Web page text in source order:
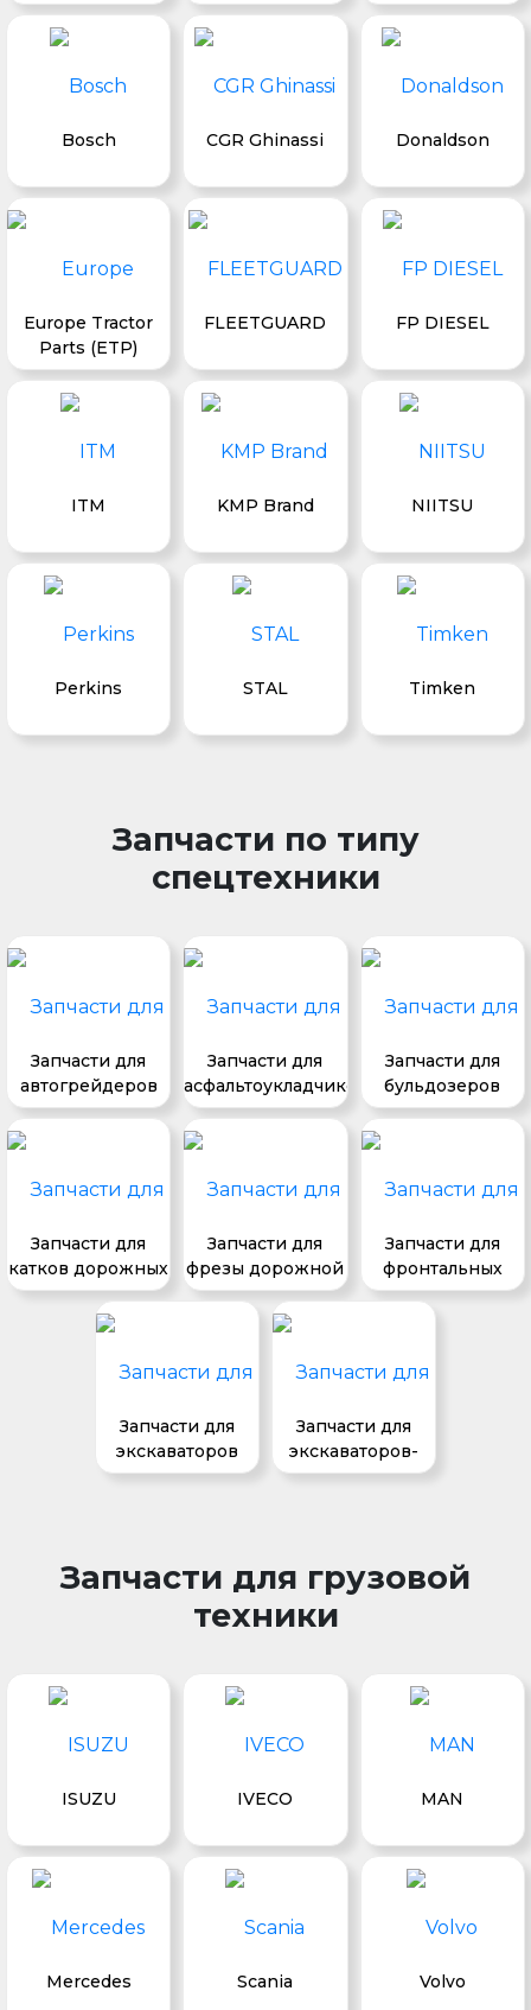
Bosch CGR Ghinassi Donaldson
Europe Tractor
Parts (ETP)
FLEETGUARD FP DIESEL
ITM KMP Brand NIITSU
Perkins STAL Timken
Запчасти по типу
спецтехники
Запчасти для
автогрейдеров
Запчасти для
асфальтоукладчиков
Запчасти для
бульдозеров
Запчасти для
катков дорожных
Запчасти для
фрезы дорожной
Запчасти для
фронтальных
погрузчиков
Запчасти для
экскаваторов
Запчасти для
экскаваторов-
погрузчиков
Запчасти для грузовой
техники
ISUZU IVECO MAN
Mercedes Scania Volvo